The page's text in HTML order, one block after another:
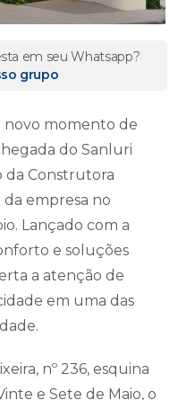
em seu Whatsapp?
grupo
novo momento de
do Sanluri
da Construtora
empresa no
Lançado com a
e soluções
a atenção de
em uma das
nº 236, esquina
e Sete de Maio, o